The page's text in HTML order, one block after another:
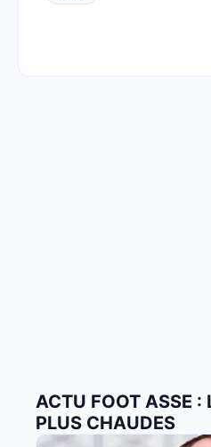
ACTU FOOT ASSE :
PLUS CHAUDES